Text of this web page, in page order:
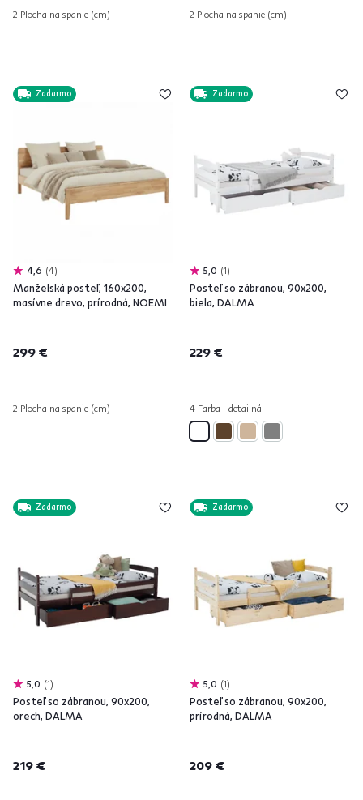
2 Plocha na spanie (cm) 2 Plocha na spanie (cm)
Zadarmo
4,6 4
Manželská posteľ, 160x200,
masívne drevo, prírodná, NOEMI
299 €
2 Plocha na spanie (cm)
Zadarmo
5,0 1
Posteľ so zábranou, 90x200,
biela, DALMA
229 €
4 Farba - detailná
Zadarmo
5,0 1
Posteľ so zábranou, 90x200,
orech, DALMA
219 €
Zadarmo
5,0 1
Posteľ so zábranou, 90x200,
prírodná, DALMA
209 €